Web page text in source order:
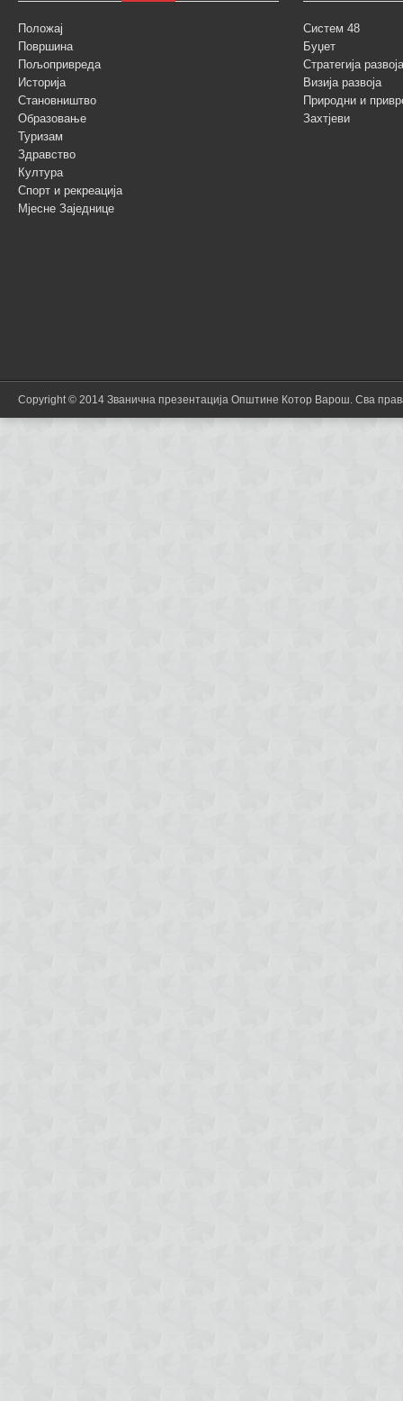
Положај
Површина
Пољопривреда
Историја
Становништво
Образовање
Туризам
Здравство
Култура
Спорт и рекреација
Мјесне Заједнице
Систем 48
Буџет
Стратегија
Визија развоја
Природни и
Захтјеви
Copyright © 2014 Званична презентација Општине Котор Варош. Сва